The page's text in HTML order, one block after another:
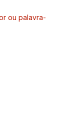
ou palavra-